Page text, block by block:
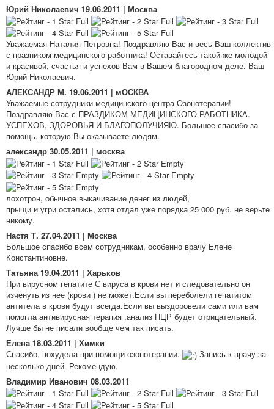
Юрий Николаевич 19.06.2011 | Москва
Уважаемая Наталия Петровна! Поздравляю Вас и весь Ваш коллектив
с празником медицинского работника! Оставайтесь такой же молодой
и красивой, счастья и успехов Вам в Вашем благородном деле. Ваш
Юрий Николаевич.
AЛЕКСАНДР М. 19.06.2011 | мОСКВА
Уважаемые сотрудники медицинского центра Озонотерапии!
Поздравляю Вас с ПРАЗДИКОМ МЕДИЦИНСКОГО РАБОТНИКА.
УСПЕХОВ, ЗДОРОВЬЯ И БЛАГОПОЛУЧИЯЮ. Большое спасибо за
помощь, которую Вы оказываете людям.
александр 30.05.2011 | москва
лохотрон, обычное выкачивание денег из людей,
прыщи и угри остались, хотя отдал уже порядка 25 000 руб. не верьте
никому.
Настя Т. 27.04.2011 | Москва
Большое спасибо всем сотрудникам, особенно врачу Елене
Константиновне.
Татьяна19.04.2011 | Харьков
При вирусном гепатите С вируса в крови нет и следовательно он
изченуть из нее (крови ) не может.Если вы переболели гепатитом
антитела в крови будут всегда.Если вы выздоровели сами или вам
помогла антивирусная терапия ,анализ ПЦР будет отрицательный.
Лучше бы не писали вообще чем так писать.
Елена18.03.2011 | Химки
Спасибо, похудела при помощи озонотерапии.
Запись к врачу за
несколько дней. Рекомендую.
Владимир Иванович 08.03.2011